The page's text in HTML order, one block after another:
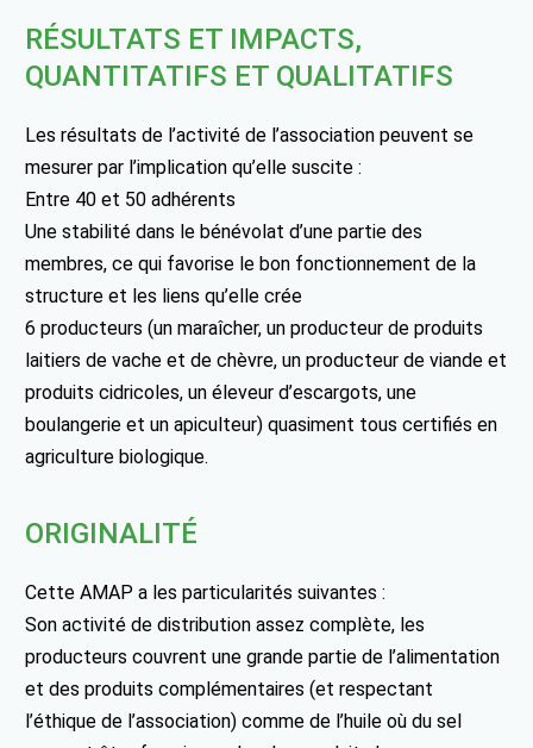
RÉSULTATS ET IMPACTS,
QUANTITATIFS ET QUALITATIFS
Les résultats de l’activité de l’association peuvent se
mesurer par l’implication qu’elle suscite :
Entre 40 et 50 adhérents
Une stabilité dans le bénévolat d’une partie des
membres, ce qui favorise le bon fonctionnement de la
structure et les liens qu’elle crée
6 producteurs (un maraîcher, un producteur de produits
laitiers de vache et de chèvre, un producteur de viande et
produits cidricoles, un éleveur d’escargots, une
boulangerie et un apiculteur) quasiment tous certifiés en
agriculture biologique.
ORIGINALITÉ
Cette AMAP a les particularités suivantes :
Son activité de distribution assez complète, les
producteurs couvrent une grande partie de l’alimentation
et des produits complémentaires (et respectant
l’éthique de l’association) comme de l’huile où du sel